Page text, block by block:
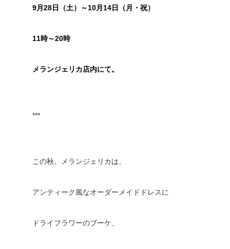
9月28日（土）～10月14日（月・祝）
11時～20時
メランジェリカ店内にて。
***
この秋、メランジェリカは、
アンティーク風なオーダーメイドドレスに
ドライフラワーのブーケ、